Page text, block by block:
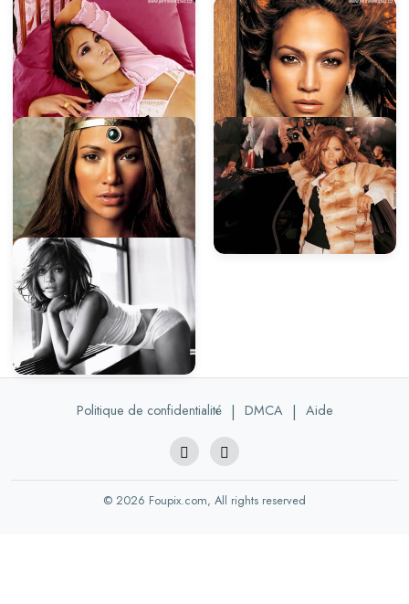
Politique de confidentialité | DMCA | Aide
© 2026 Foupix.com, All rights reserved